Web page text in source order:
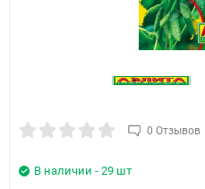
0 Отзывов
В наличии - 29 шт